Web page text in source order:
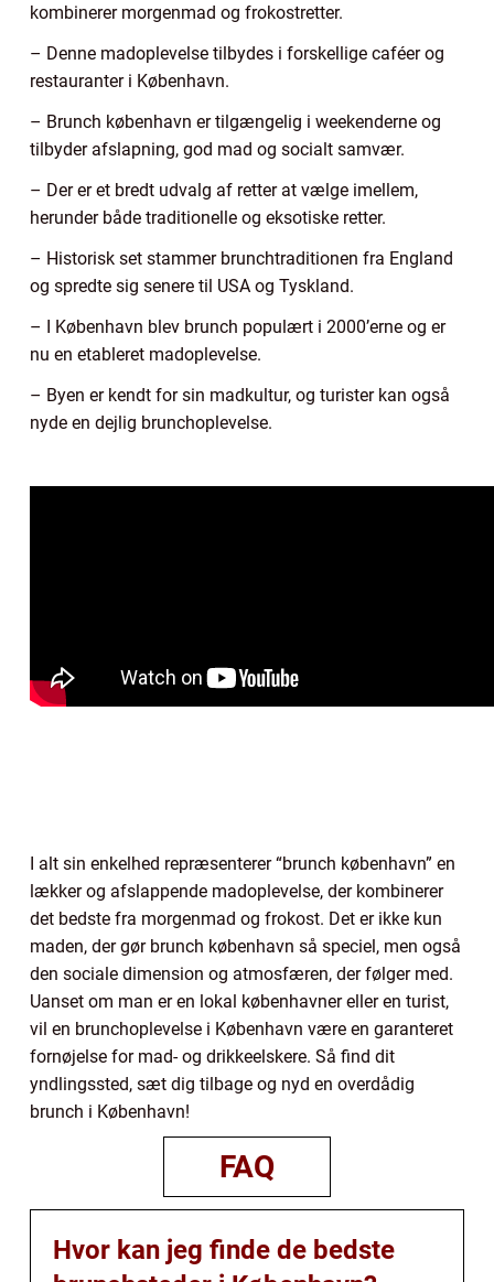
kombinerer morgenmad og frokostretter.
– Denne madoplevelse tilbydes i forskellige caféer og
restauranter i København.
– Brunch københavn er tilgængelig i weekenderne og
tilbyder afslapning, god mad og socialt samvær.
– Der er et bredt udvalg af retter at vælge imellem,
herunder både traditionelle og eksotiske retter.
– Historisk set stammer brunchtraditionen fra England
og spredte sig senere til USA og Tyskland.
– I København blev brunch populært i 2000’erne og er
nu en etableret madoplevelse.
– Byen er kendt for sin madkultur, og turister kan også
nyde en dejlig brunchoplevelse.
I alt sin enkelhed repræsenterer “brunch københavn” en
lækker og afslappende madoplevelse, der kombinerer
det bedste fra morgenmad og frokost. Det er ikke kun
maden, der gør brunch københavn så speciel, men også
den sociale dimension og atmosfæren, der følger med.
Uanset om man er en lokal københavner eller en turist,
vil en brunchoplevelse i København være en garanteret
fornøjelse for mad- og drikkeelskere. Så find dit
yndlingssted, sæt dig tilbage og nyd en overdådig
brunch i København!
FAQ
Hvor kan jeg finde de bedste